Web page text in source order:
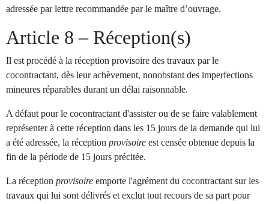
adressée par lettre recommandée par le maître d’ouvrage.
Article 8 – Réception(s)
Il est procédé à la réception provisoire des travaux par le
cocontractant, dès leur achèvement, nonobstant des imperfections
mineures réparables durant un délai raisonnable.
A défaut pour le cocontractant d'assister ou de se faire valablement
représenter à cette réception dans les 15 jours de la demande qui lui
a été adressée, la réception provisoire est censée obtenue depuis la
fin de la période de 15 jours précitée.
La réception provisoire emporte l'agrément du cocontractant sur les
travaux qui lui sont délivrés et exclut tout recours de sa part pour